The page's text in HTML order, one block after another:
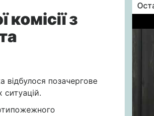
з
відбулося позачергове
ситуацій.